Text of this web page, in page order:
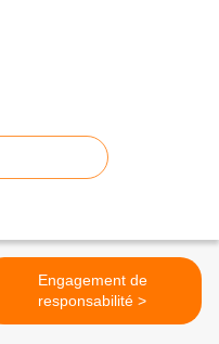
Engagement de
responsabilité >